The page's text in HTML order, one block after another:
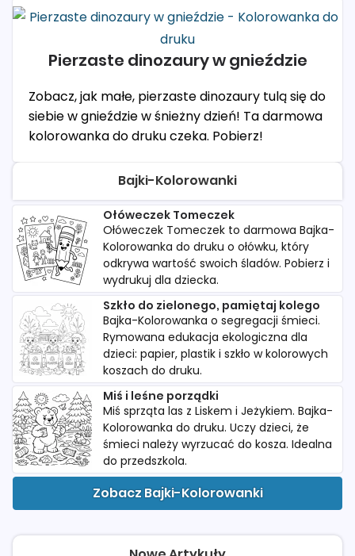
Pierzaste dinozaury w gnieździe
Zobacz, jak małe, pierzaste dinozaury tulą się do
siebie w gnieździe w śnieżny dzień! Ta darmowa
kolorowanka do druku czeka. Pobierz!
Bajki-Kolorowanki
Ołóweczek Tomeczek
Ołóweczek Tomeczek to darmowa Bajka-
Kolorowanka do druku o ołówku, który
odkrywa wartość swoich śladów. Pobierz i
wydrukuj dla dziecka.
Szkło do zielonego, pamiętaj kolego
Bajka-Kolorowanka o segregacji śmieci.
Rymowana edukacja ekologiczna dla
dzieci: papier, plastik i szkło w kolorowych
koszach do druku.
Miś i leśne porządki
Miś sprząta las z Liskem i Jeżykiem. Bajka-
Kolorowanka do druku. Uczy dzieci, że
śmieci należy wyrzucać do kosza. Idealna
do przedszkola.
Zobacz Bajki-Kolorowanki